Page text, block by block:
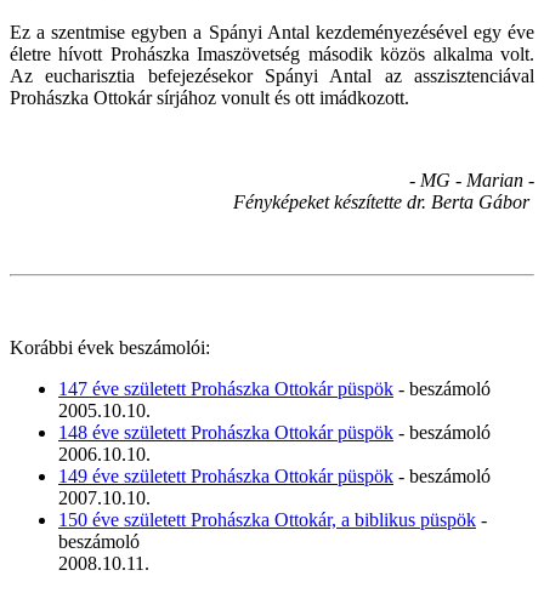
Ez a szentmise egyben a Spányi Antal kezdeményezésével egy éve
életre hívott Prohászka Imaszövetség második közös alkalma volt.
Az eucharisztia befejezésekor Spányi Antal az asszisztenciával
Prohászka Ottokár sírjához vonult és ott imádkozott.
- MG - Marian -
Fényképeket készítette dr. Berta Gábor
Korábbi évek beszámolói:
147 éve született Prohászka Ottokár püspök - beszámoló
2005.10.10.
148 éve született Prohászka Ottokár püspök - beszámoló
2006.10.10.
149 éve született Prohászka Ottokár püspök - beszámoló
2007.10.10.
150 éve született Prohászka Ottokár, a biblikus püspök -
beszámoló
2008.10.11.